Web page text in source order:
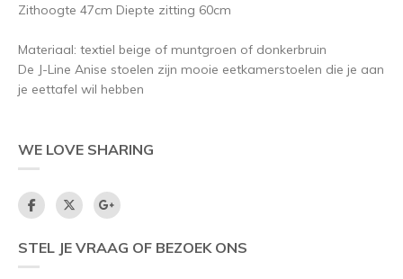
Zithoogte 47cm Diepte zitting 60cm
Materiaal: textiel beige of muntgroen of donkerbruin
De J-Line Anise stoelen zijn mooie eetkamerstoelen die je aan
je eettafel wil hebben
WE LOVE SHARING
STEL JE VRAAG OF BEZOEK ONS